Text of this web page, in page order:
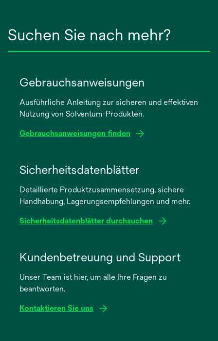
Suchen Sie nach mehr?
Gebrauchsanweisungen
Ausführliche Anleitung zur sicheren und effektiven
Nutzung von Solventum-Produkten.
Gebrauchsanweisungen finden
neuen
Registerkarte
Sicherheitsdatenblätter
Detaillierte Produktzusammensetzung, sichere
Handhabung, Lagerungsempfehlungen und mehr.
Sicherheitsdatenblätter durchsuchen
neuen
Registerkarte
Kundenbetreuung und Support
Unser Team ist hier, um alle Ihre Fragen zu
beantworten.
Kontaktieren Sie uns